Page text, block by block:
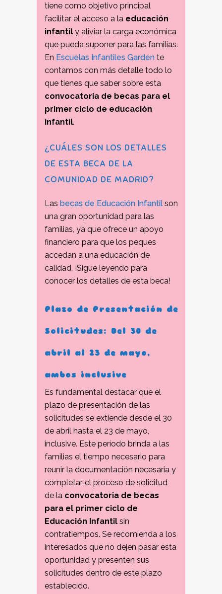
tiene como objetivo principal
facilitar el acceso a la educación
infantil y aliviar la carga económica
que pueda suponer para las familias.
En Escuelas Infantiles Garden te
contamos con más detalle todo lo
que tienes que saber sobre esta
convocatoria de becas para el
primer ciclo de educación
infantil.
¿CUÁLES SON LOS DETALLES
DE ESTA BECA DE LA
COMUNIDAD DE MADRID?
Las becas de Educación Infantil son
una gran oportunidad para las
familias, ya que ofrece un apoyo
financiero para que los peques
accedan a una educación de
calidad. ¡Sigue leyendo para
conocer los detalles de esta beca!
Plazo de Presentación de
Solicitudes: Del 30 de
abril al 23 de mayo,
ambos inclusive
Es fundamental destacar que el
plazo de presentación de las
solicitudes se extiende desde el 30
de abril hasta el 23 de mayo,
inclusive. Este período brinda a las
familias el tiempo necesario para
reunir la documentación necesaria y
completar el proceso de solicitud
de la convocatoria de becas
para el primer ciclo de
Educación Infantil sin
contratiempos. Se recomienda a los
interesados que no dejen pasar esta
oportunidad y presenten sus
solicitudes dentro de este plazo
establecido.